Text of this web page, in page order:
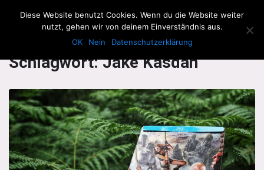
The Howling Men
Schlagwort:Jake Kasdan
Diese Website benutzt Cookies. Wenn du die Website weiter
nutzt, gehen wir von deinem Einverständnis aus.
OK
Nein Datenschutzerklärung